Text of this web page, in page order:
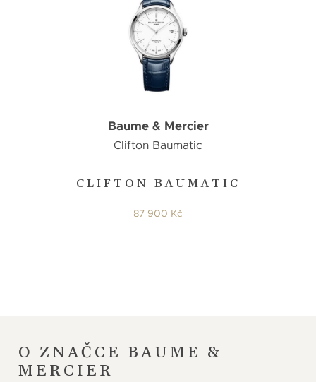
CLIFTON BAUMATIC
Baume & Mercier
Clifton Baumatic
87 900 Kč
O ZNAČCE BAUME &
MERCIER